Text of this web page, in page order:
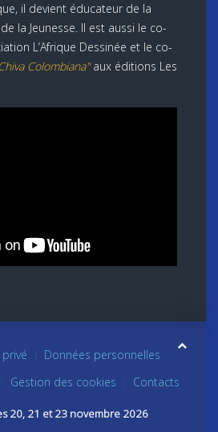
il devient éducateur de la
la Jeunesse. Il est aussi le co-
L’Afrique Dessinée et le co-
Colombiana"aux éditions Les
Données personnelles
Gestion des cookies Contacts
20, 21 et 23 novembre 2026